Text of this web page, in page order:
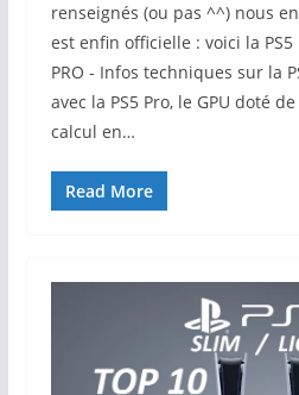
renseignés (ou pas ^^) nous
est enfin officielle : voici la PS5
PRO - Infos techniques sur la
avec la PS5 Pro, le GPU doté
calcul en…
Read More